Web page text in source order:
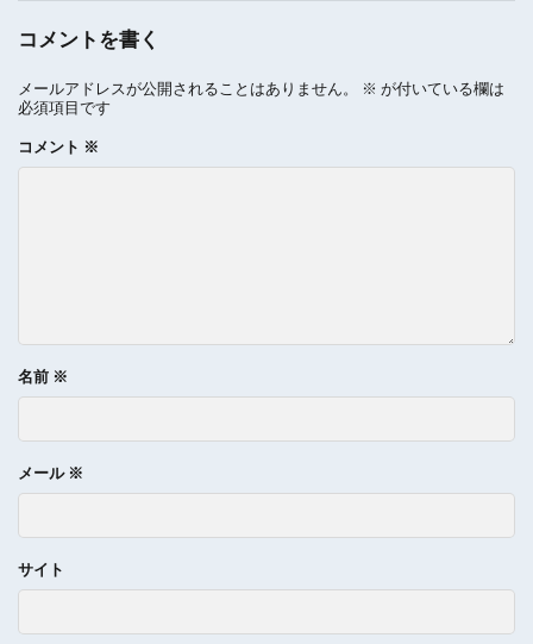
コメントを書く
メールアドレスが公開されることはありません。 ※ が付いている欄は
必須項目です
コメント ※
名前 ※
メール ※
サイト